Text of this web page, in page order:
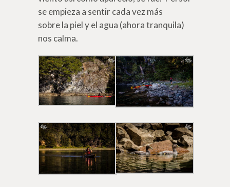
se empieza a sentir cada vez más
sobre la piel y el agua (ahora tranquila)
nos calma.